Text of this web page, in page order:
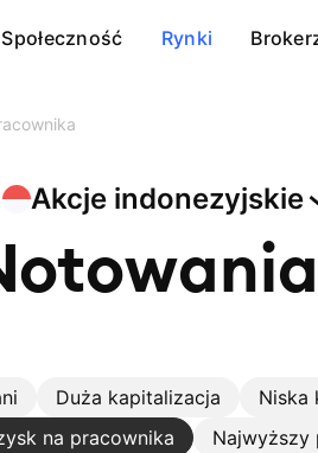
Społeczność Rynki
Akcje indonezyjskie
Duża kapitalizacja Niska
na pracownika Najwyższy